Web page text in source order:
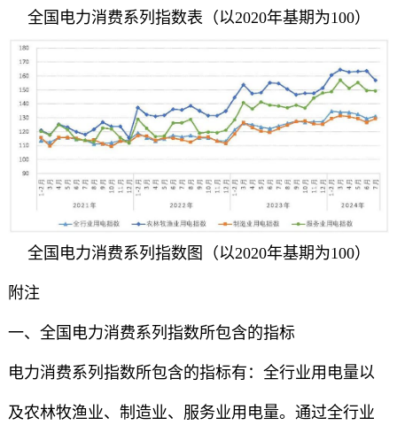
全国电力消费系列指数表（以2020年基期为100）
全国电力消费系列指数图（以2020年基期为100）
附注
一、全国电力消费系列指数所包含的指标
电力消费系列指数所包含的指标有：全行业用电量以
及农林牧渔业、制造业、服务业用电量。通过全行业